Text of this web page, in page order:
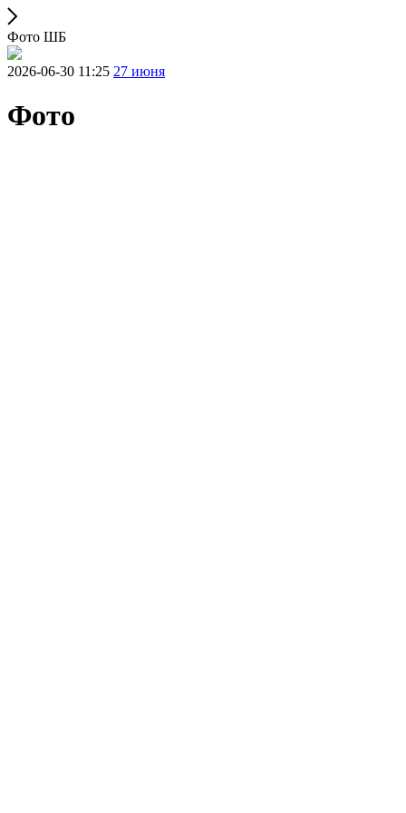
Фото ШБ
2026-06-30 11:25 27 июня
Фото